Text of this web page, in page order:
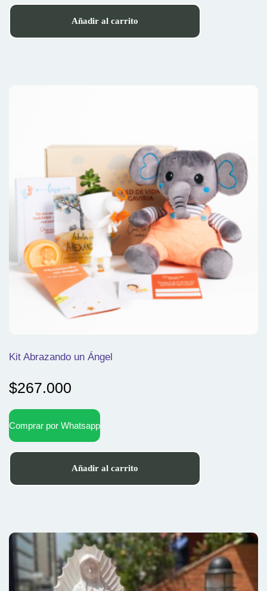
Añadir al carrito
Kit Abrazando un Ángel
$267.000
Comprar por Whatsapp
Añadir al carrito